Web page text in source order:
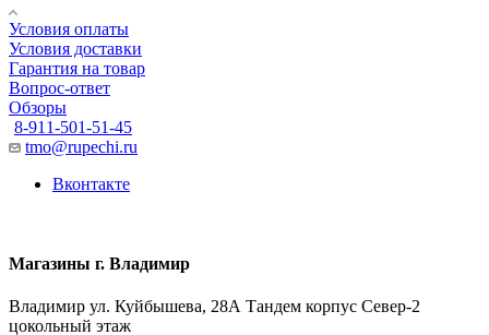
Условия оплаты
Условия доставки
Гарантия на товар
Вопрос-ответ
Обзоры
8-911-501-51-45
tmo@rupechi.ru
Вконтакте
Магазины г. Владимир
Владимир ул. Куйбышева, 28А Тандем корпус Север-2
цокольный этаж